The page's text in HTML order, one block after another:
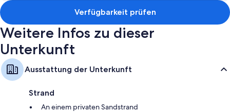
Badezimmer mit Badewannen oder Duschen und Haartrocknern
Kleiderschränke, Kochnischen und Kühlschränke
Verfügbarkeit prüfen
Weitere Infos zu dieser
Unterkunft
Ausstattung der Unterkunft
Strand
An einem privaten Sandstrand